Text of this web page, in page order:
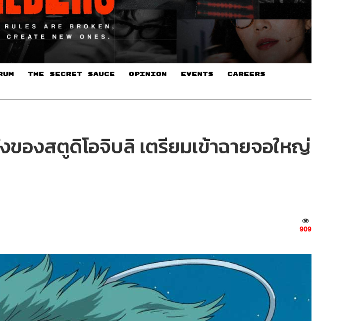
THE SECRET SAUCE​ OPINION EVENTS CAREERS
ของสตูดิโอจิบลิ เตรียมเข้าฉายจอใหญ่
909